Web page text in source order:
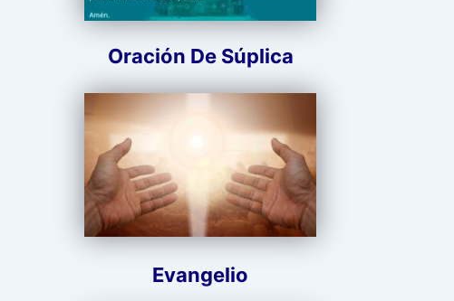
Oración De Súplica
Evangelio